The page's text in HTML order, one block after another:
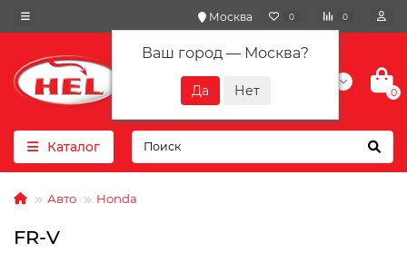
Москва
Ваш город — Москва?
0 0
+7(901) 417-10-01
0
Каталог
Авто Honda
FR-V